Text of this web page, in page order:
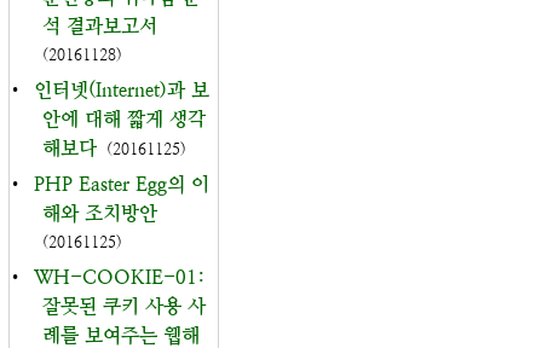
석 결과보고서
(20161128)
•
인터넷(Internet)과 보
안에 대해 짧게 생각
해보다 (20161125)
•
PHP Easter Egg의 이
해와 조치방안
(20161125)
•
WH-COOKIE-01:
잘못된 쿠키 사용 사
례를 보여주는 웹해